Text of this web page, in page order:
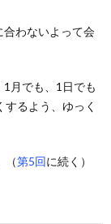
わないよって会
月でも、1日でも
るよう、ゆっく
（第5回に続く）